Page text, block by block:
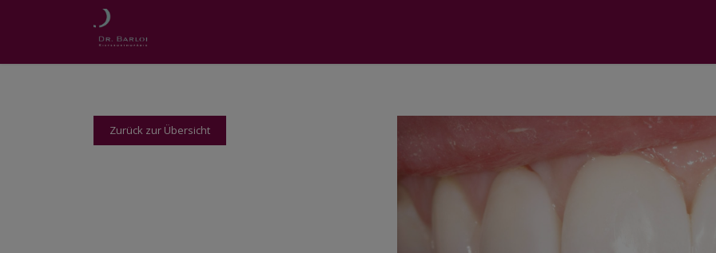
Zurück zur Übersicht